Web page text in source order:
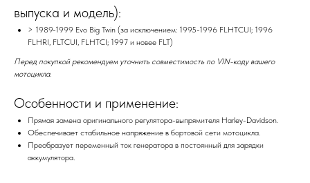
выпуска и модель):
> 1989-1999 Evo Big Twin (за исключением: 1995-1996 FLHTCUI; 1996
FLHRI, FLTCUI, FLHTCI; 1997 и новее FLT)
Перед покупкой рекомендуем уточнить совместимость по VIN-коду вашего
мотоцикла.
Особенности и применение:
Прямая замена оригинального регулятора-выпрямителя Harley-Davidson.
Обеспечивает стабильное напряжение в бортовой сети мотоцикла.
Преобразует переменный ток генератора в постоянный для зарядки
аккумулятора.